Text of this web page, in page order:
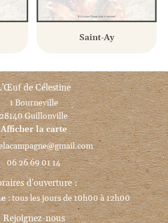
Saint-Ay
de Célestine
1 Bourneville
28140 Guillonville
Afficher la carte
06 26 69 01 14
d'ouverture :
: tous les jours de 10h00 à 12h00
Rejoignez-nous